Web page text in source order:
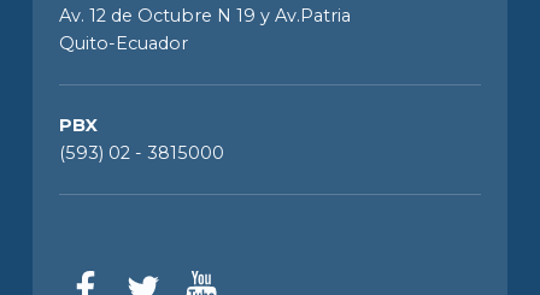
Av. 12 de Octubre N 19 y Av.Patria
Quito-Ecuador
PBX
(593) 02 - 3815000